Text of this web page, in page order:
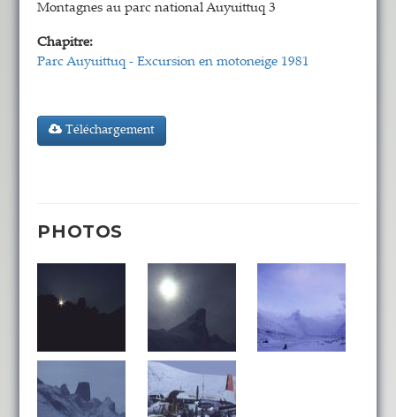
Montagnes au parc national Auyuittuq 3
Chapitre:
Parc Auyuittuq - Excursion en motoneige 1981
Téléchargement
PHOTOS